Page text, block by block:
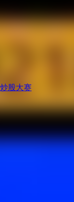
炒股大赛